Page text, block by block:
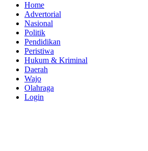
Home
Advertorial
Nasional
Politik
Pendidikan
Peristiwa
Hukum & Kriminal
Daerah
Wajo
Olahraga
Login